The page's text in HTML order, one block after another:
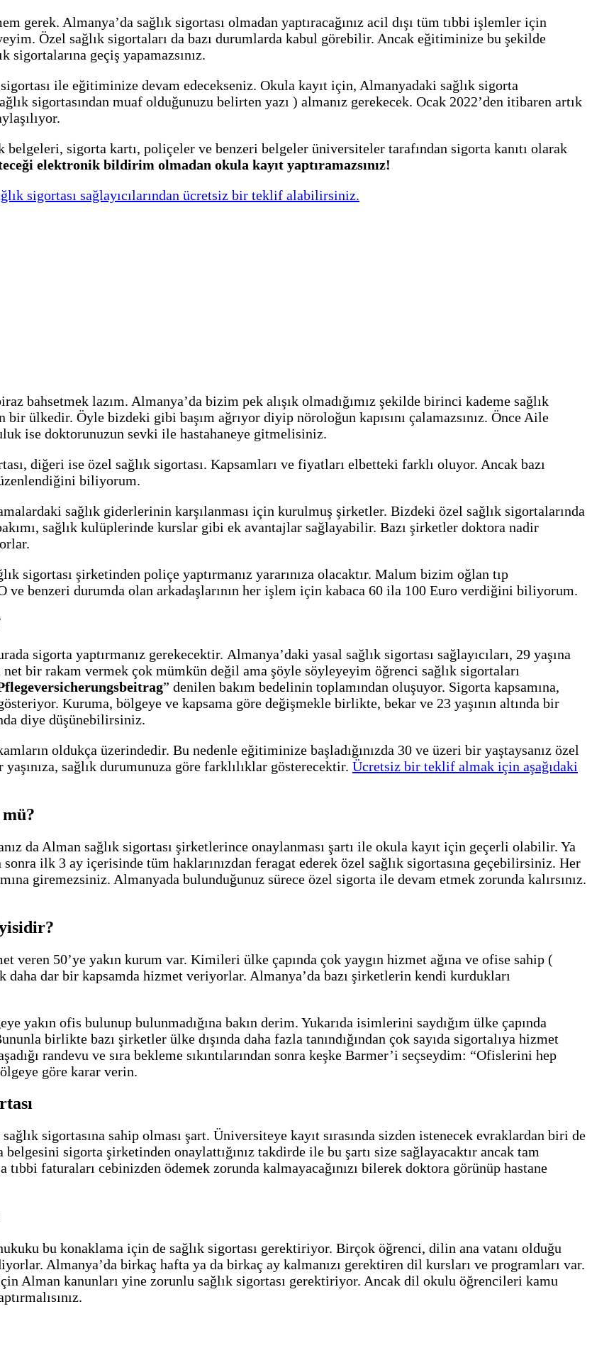
gerek. Almanya’da sağlık sigortası olmadan yaptıracağınız acil dışı tüm tıbbi işlemler için
Özel sağlık sigortaları da bazı durumlarda kabul görebilir. Ancak eğitiminize bu şekilde
sigortalarına geçiş yapamazsınız.
ile eğitiminize devam edecekseniz. Okula kayıt için, Almanyadaki sağlık sigorta
sigortasından muaf olduğunuzu belirten yazı ) almanız gerekecek. Ocak 2022’den itibaren artık
belgeleri, sigorta kartı, poliçeler ve benzeri belgeler üniversiteler tarafından sigorta kanıtı olarak
elektronik bildirim olmadan okula kayıt yaptıramazsınız!
sigortası sağlayıcılarından ücretsiz bir teklif alabilirsiniz.
bahsetmek lazım. Almanya’da bizim pek alışık olmadığımız şekilde birinci kademe sağlık
ülkedir. Öyle bizdeki gibi başım ağrıyor diyip nöroloğun kapısını çalamazsınız. Önce Aile
ise doktorunuzun sevki ile hastahaneye gitmelisiniz.
diğeri ise özel sağlık sigortası. Kapsamları ve fiyatları elbetteki farklı oluyor. Ancak bazı
biliyorum.
sağlık giderlerinin karşılanması için kurulmuş şirketler. Bizdeki özel sağlık sigortalarında
sağlık kulüplerinde kurslar gibi ek avantajlar sağlayabilir. Bazı şirketler doktora nadir
sigortası şirketinden poliçe yaptırmanız yararınıza olacaktır. Malum bizim oğlan tıp
benzeri durumda olan arkadaşlarının her işlem için kabaca 60 ila 100 Euro verdiğini biliyorum.
sigorta yaptırmanız gerekecektir. Almanya’daki yasal sağlık sigortası sağlayıcıları, 29 yaşına
bir rakam vermek çok mümkün değil ama şöyle söyleyeyim öğrenci sağlık sigortaları
” denilen bakım bedelinin toplamından oluşuyor. Sigorta kapsamına,
Kuruma, bölgeye ve kapsama göre değişmekle birlikte, bekar ve 23 yaşının altında bir
diye düşünebilirsiniz.
oldukça üzerindedir. Bu nedenle eğitiminize başladığınızda 30 ve üzeri bir yaştaysanız özel
sağlık durumunuza göre farklılıklar gösterecektir. Ücretsiz bir teklif almak için aşağıdaki
da Alman sağlık sigortası şirketlerince onaylanması şartı ile okula kayıt için geçerli olabilir. Ya
ilk 3 ay içerisinde tüm haklarınızdan feragat ederek özel sağlık sigortasına geçebilirsiniz. Her
giremezsiniz. Almanyada bulunduğunuz sürece özel sigorta ile devam etmek zorunda kalırsınız.
veren 50’ye yakın kurum var. Kimileri ülke çapında çok yaygın hizmet ağına ve ofise sahip (
dar bir kapsamda hizmet veriyorlar. Almanya’da bazı şirketlerin kendi kurdukları
yakın ofis bulunup bulunmadığına bakın derim. Yukarıda isimlerini saydığım ülke çapında
birlikte bazı şirketler ülke dışında daha fazla tanındığından çok sayıda sigortalıya hizmet
randevu ve sıra bekleme sıkıntılarından sonra keşke Barmer’i seçseydim: “Ofislerini hep
göre karar verin.
sigortasına sahip olması şart. Üniversiteye kayıt sırasında sizden istenecek evraklardan biri de
sigorta şirketinden onaylattığınız takdirde ile bu şartı size sağlayacaktır ancak tam
faturaları cebinizden ödemek zorunda kalmayacağınızı bilerek doktora görünüp hastane
bu konaklama için de sağlık sigortası gerektiriyor. Birçok öğrenci, dilin ana vatanı olduğu
Almanya’da birkaç hafta ya da birkaç ay kalmanızı gerektiren dil kursları ve programları var.
Alman kanunları yine zorunlu sağlık sigortası gerektiriyor. Ancak dil okulu öğrencileri kamu